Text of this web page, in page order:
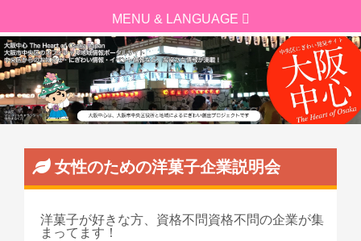
女性のための洋菓子企業説明会
洋菓子が好きな方、資格不問資格不問の企業が集
まってます！